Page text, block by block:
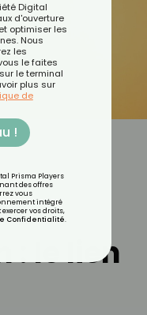
: le lien
Digital
d'ouverture
optimiser les
Nous
les
le faites
le terminal
plus sur
de
!
Prisma Players
des offres
vous
intégré
vos droits,
Confidentialité.